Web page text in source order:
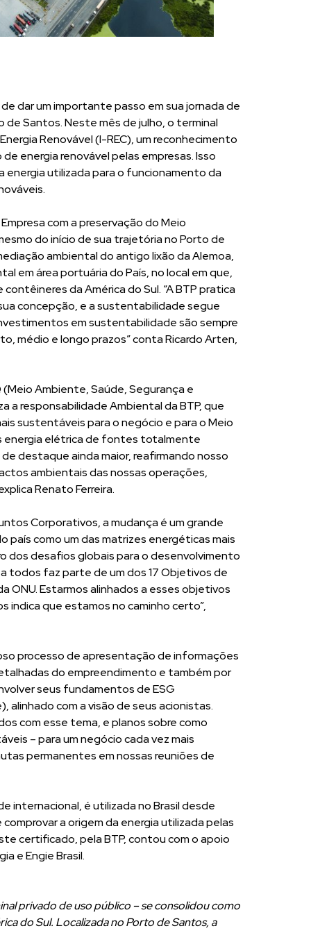
dar um importante passo em sua jornada de
Santos. Neste mês de julho, o terminal
Renovável (I-REC), um reconhecimento
energia renovável pelas empresas. Isso
energia utilizada para o funcionamento da
com a preservação do Meio
do início de sua trajetória no Porto de
ambiental do antigo lixão da Alemoa,
em área portuária do País, no local em que,
da América do Sul. “A BTP pratica
concepção, e a sustentabilidade segue
em sustentabilidade são sempre
médio e longo prazos” conta Ricardo Arten,
Ambiente, Saúde, Segurança e
a responsabilidade Ambiental da BTP, que
sustentáveis para o negócio e para o Meio
energia elétrica de fontes totalmente
destaque ainda maior, reafirmando nosso
ambientais das nossas operações,
Renato Ferreira.
Corporativos, a mudança é um grande
país como um das matrizes energéticas mais
dos desafios globais para o desenvolvimento
todos faz parte de um dos 17 Objetivos de
ONU. Estarmos alinhados a esses objetivos
indica que estamos no caminho certo”,
processo de apresentação de informações
do empreendimento e também por
seus fundamentos de ESG
alinhado com a visão de seus acionistas.
com esse tema, e planos sobre como
– para um negócio cada vez mais
permanentes em nossas reuniões de
internacional, é utilizada no Brasil desde
a origem da energia utilizada pelas
certificado, pela BTP, contou com o apoio
e Engie Brasil.
privado de uso público – se consolidou como
do Sul. Localizada no Porto de Santos, a